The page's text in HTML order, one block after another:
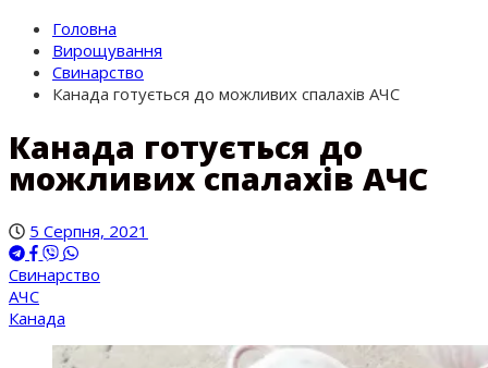
Головна
Вирощування
Свинарство
Канада готується до можливих спалахів АЧС
Канада готується до
можливих спалахів АЧС
5 Серпня, 2021
Свинарство
АЧС
Канада